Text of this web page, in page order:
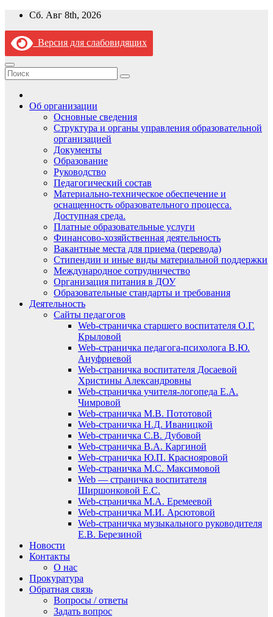
Перейти
содержимому
Сб. Авг 8th, 2026
Версия для слабовидящих
Об организации
Основные сведения
Структура и органы управления образовательной
организацией
Документы
Образование
Руководство
Педагогический состав
Материально-техническое обеспечение и
оснащенность образовательного процесса.
Доступная среда.
Платные образовательные услуги
Финансово-хозяйственная деятельность
Вакантные места для приема (перевода)
Стипендии и иные виды материальной поддержки
Международное сотрудничество
Организация питания в ДОУ
Образовательные стандарты и требования
Деятельность
Сайты педагогов
Web-страничка старшего воспитателя О.Г.
Крыловой
Web-страничка педагога-психолога В.Ю.
Ануфриевой
Web-страничка воспитателя Досаевой
Христины Александровны
Web-страничка учителя-логопеда Е.А.
Чимровой
Web-страничка М.В. Пототовой
Web-страничка Н.Д. Иваницкой
Web-страничка С.В. Дубовой
Web-страничка В.А. Каргиной
Web-страничка Ю.П. Краснояровой
Web-страничка М.С. Максимовой
Web — страничка воспитателя
Ширшонковой Е.С.
Web-страничка М.А. Еремеевой
Web-страничка М.И. Арсютовой
Web-страничка музыкального руководителя
Е.В. Березиной
Новости
Контакты
О нас
Прокуратура
Обратная связь
Вопросы / ответы
Задать вопрос